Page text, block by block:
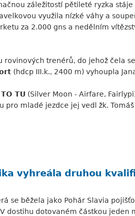
záležitostí pětileté ryzka stáje
využila nízké váhy a
za 2.000 gns a nedělním
trenérů, do jehož čela
(hdcp III.k., 2400 m) vyhoupla
TU (Silver Moon - Airfare,
pro mladé jezdce jej vedl žk. Tomáš
vyhreála druhou
se běžela jako Pohár Slavia
dostihu dotovaném částkou jeden